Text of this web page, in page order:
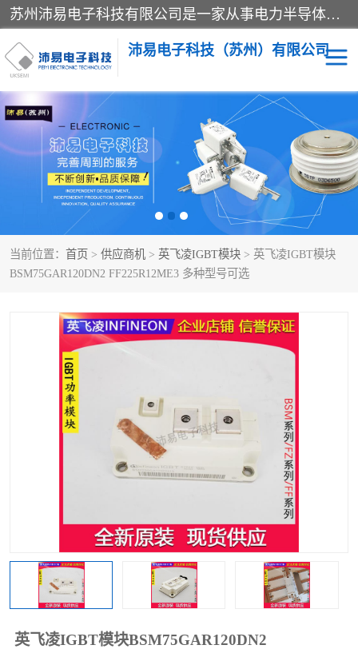
苏州沛易电子科技有限公司是一家从事电力半导体器件和电子元器件的专业代理及分销商，产品包括：IGBT模块、IPM模块、PIM模块、二极管、三极管、可控硅、整流桥、IGBT单管、IGBT电路驱动板、GTR达林顿模块、快恢复二极管、肖特基二极管、熔断器、IC集成电路、快速熔断器等。
沛易电子科技（苏州）有限公司
当前位置： 首页 > 供应商机 > 英飞凌IGBT模块 > 英飞凌IGBT模块
BSM75GAR120DN2 FF225R12ME3 多种型号可选
英飞凌IGBT模块BSM75GAR120DN2
西门康 英飞凌
快恢复二极管 英飞凌IGBT模块
英飞凌可控硅模块 IXYS艾赛斯可控硅
SEMIKRON西门康IGBT SEMIKRON西门康可控硅
器
MOS管场效应管 晶闸管